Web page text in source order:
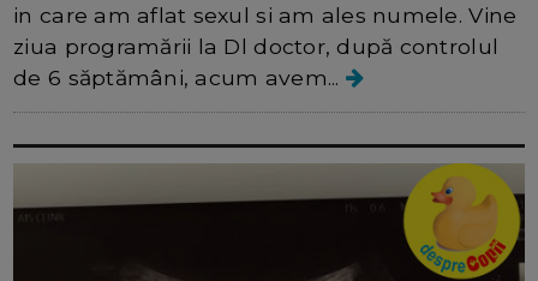
in care am aflat sexul si am ales numele. Vine
ziua programării la Dl doctor, după controlul
de 6 săptămâni, acum avem...